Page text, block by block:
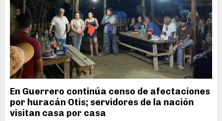
En Guerrero continúa censo de afectaciones
por huracán Otis; servidores de la nación
visitan casa por casa